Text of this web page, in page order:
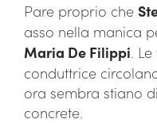
Pare proprio che
asso nella manica
Maria De Filippi.
conduttrice
ora sembra stiano
concrete.